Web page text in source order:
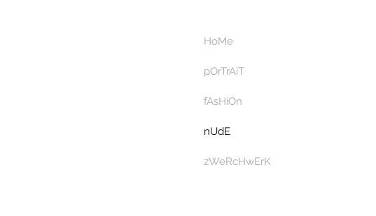
HoMe
pOrTrAiT
fAsHiOn
nUdE
zWeRcHwErK